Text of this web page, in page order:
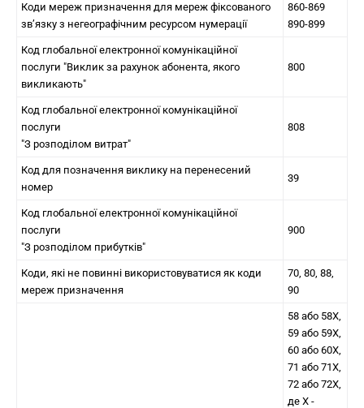
Коди мереж призначення для мереж фіксованого
зв’язку з негеографічним ресурсом нумерації
860-869
890-899
Код глобальної електронної комунікаційної
послуги "Виклик за рахунок абонента, якого
викликають"
800
Код глобальної електронної комунікаційної
послуги
"З розподілом витрат"
808
Код для позначення виклику на перенесений
номер
39
Код глобальної електронної комунікаційної
послуги
"З розподілом прибутків"
900
Коди, які не повинні використовуватися як коди
мереж призначення
70, 80, 88,
90
58 або 58Х,
59 або 59Х,
60 або 60Х,
71 або 71Х,
72 або 72Х,
де X -